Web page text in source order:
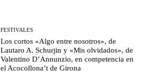
FESTIVALES
Los cortos «Algo entre nosotros», de
Lautaro A. Schurjin y «Mis olvidados», de
Valentino D’Annunzio, en competencia en
el Acocollona’t de Girona